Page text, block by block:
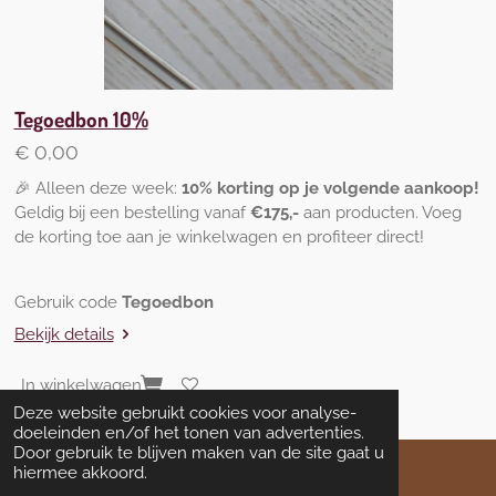
Deze website gebruikt cookies voor analyse-
doeleinden en/of het tonen van advertenties.
Door gebruik te blijven maken van de site gaat u
hiermee akkoord.
Tegoedbon 10%
€ 0,00
🎉 Alleen deze week: 10% korting op je volgende aankoop!
Geldig bij een bestelling vanaf€175,-aan producten. Voeg
de korting toe aan je winkelwagen en profiteer direct!
Gebruik code Tegoedbon
Bekijk details
In winkelwagen
© 2023 - 2026 www.salondeengel.nl